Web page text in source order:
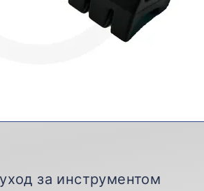
за инструментом